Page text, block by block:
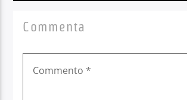
Commenta